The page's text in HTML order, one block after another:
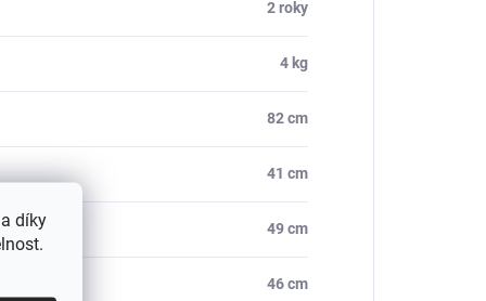
díky
2 roky
4 kg
82 cm
41 cm
49 cm
46 cm